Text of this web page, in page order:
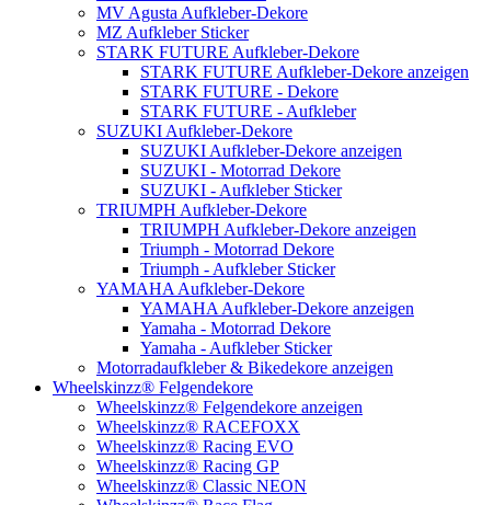
MV Agusta Aufkleber-Dekore
MZ Aufkleber Sticker
STARK FUTURE Aufkleber-Dekore
STARK FUTURE Aufkleber-Dekore anzeigen
STARK FUTURE - Dekore
STARK FUTURE - Aufkleber
SUZUKI Aufkleber-Dekore
SUZUKI Aufkleber-Dekore anzeigen
SUZUKI - Motorrad Dekore
SUZUKI - Aufkleber Sticker
TRIUMPH Aufkleber-Dekore
TRIUMPH Aufkleber-Dekore anzeigen
Triumph - Motorrad Dekore
Triumph - Aufkleber Sticker
YAMAHA Aufkleber-Dekore
YAMAHA Aufkleber-Dekore anzeigen
Yamaha - Motorrad Dekore
Yamaha - Aufkleber Sticker
Motorradaufkleber & Bikedekore anzeigen
Wheelskinzz® Felgendekore
Wheelskinzz® Felgendekore anzeigen
Wheelskinzz® RACEFOXX
Wheelskinzz® Racing EVO
Wheelskinzz® Racing GP
Wheelskinzz® Classic NEON